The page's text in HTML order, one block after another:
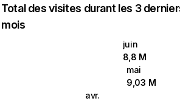
Total des visites durant les 3
mois
juin
8,8 M
mai
9,03 M
avr.